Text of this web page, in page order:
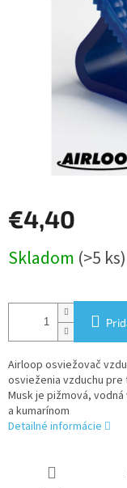
€4,40
cena:
Skladom (>5 ks)
Airloop osviežovač
osvieženia vzduchu
Musk je pižmová,
a kumarínom
Detailné informácie